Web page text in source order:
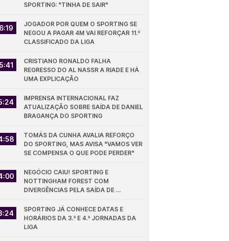
SPORTING: "TINHA DE SAIR"
JOGADOR POR QUEM O SPORTING SE
NEGOU A PAGAR 4M VAI REFORÇAR 11.º
CLASSIFICADO DA LIGA
CRISTIANO RONALDO FALHA
REGRESSO DO AL NASSR A RIADE E HÁ
UMA EXPLICAÇÃO
IMPRENSA INTERNACIONAL FAZ
ATUALIZAÇÃO SOBRE SAÍDA DE DANIEL
BRAGANÇA DO SPORTING
TOMÁS DA CUNHA AVALIA REFORÇO
DO SPORTING, MAS AVISA "VAMOS VER
SE COMPENSA O QUE PODE PERDER"
NEGÓCIO CAIU! SPORTING E
NOTTINGHAM FOREST COM
DIVERGÊNCIAS PELA SAÍDA DE
SPORTING JÁ CONHECE DATAS E
HORÁRIOS DA 3.ª E 4.ª JORNADAS DA
LIGA